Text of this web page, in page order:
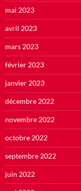
mai 2023
avril 2023
mars 2023
février 2023
janvier 2023
décembre 2022
novembre 2022
octobre 2022
septembre 2022
juin 2022